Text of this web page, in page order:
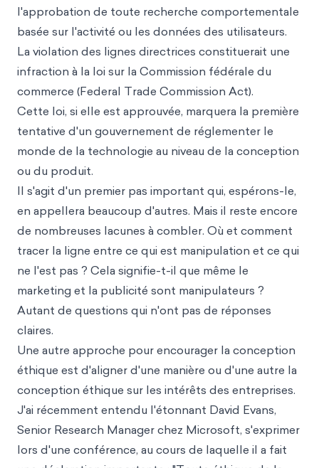
l'approbation de toute recherche comportementale
basée sur l'activité ou les données des utilisateurs.
La violation des lignes directrices constituerait une
infraction à la loi sur la Commission fédérale du
commerce (Federal Trade Commission Act).
Cette loi, si elle est approuvée, marquera la première
tentative d'un gouvernement de réglementer le
monde de la technologie au niveau de la conception
ou du produit.
Il s'agit d'un premier pas important qui, espérons-le,
en appellera beaucoup d'autres. Mais il reste encore
de nombreuses lacunes à combler. Où et comment
tracer la ligne entre ce qui est manipulation et ce qui
ne l'est pas ? Cela signifie-t-il que même le
marketing et la publicité sont manipulateurs ?
Autant de questions qui n'ont pas de réponses
claires.
Une autre approche pour encourager la conception
éthique est d'aligner d'une manière ou d'une autre la
conception éthique sur les intérêts des entreprises.
J'ai récemment entendu l'étonnant David Evans,
Senior Research Manager chez Microsoft, s'exprimer
lors d'une conférence, au cours de laquelle il a fait